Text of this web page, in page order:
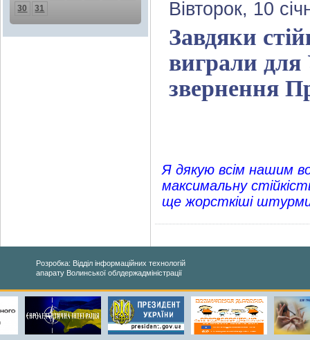
30
31 Вівторок, 10
Завдяки
виграли для
звернення
Я дякую всім нашим
максимальну
ще жорсткіші штурми
Розробка: Відділ інформаційних технологій
апарату Волинської облдержадміністрації